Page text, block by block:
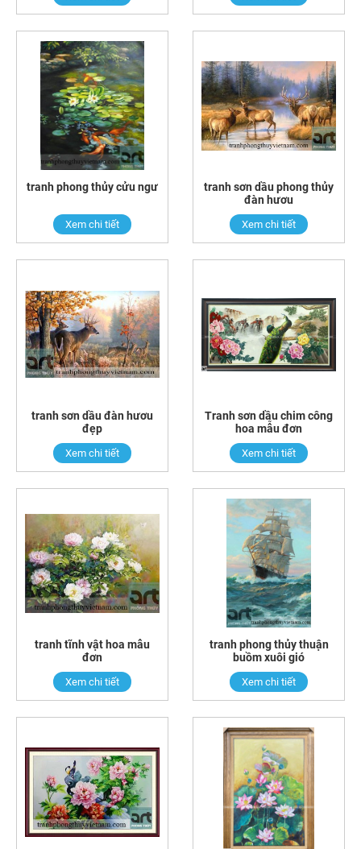
tranh phong thủy cửu ngư
Xem chi tiết
tranh sơn dầu phong thủy
đàn hươu
Xem chi tiết
tranh sơn dầu đàn hươu
đẹp
Xem chi tiết
Tranh sơn dầu chim công
hoa mẫu đơn
Xem chi tiết
tranh tĩnh vật hoa mẫu
đơn
Xem chi tiết
tranh phong thủy thuận
buồm xuôi gió
Xem chi tiết